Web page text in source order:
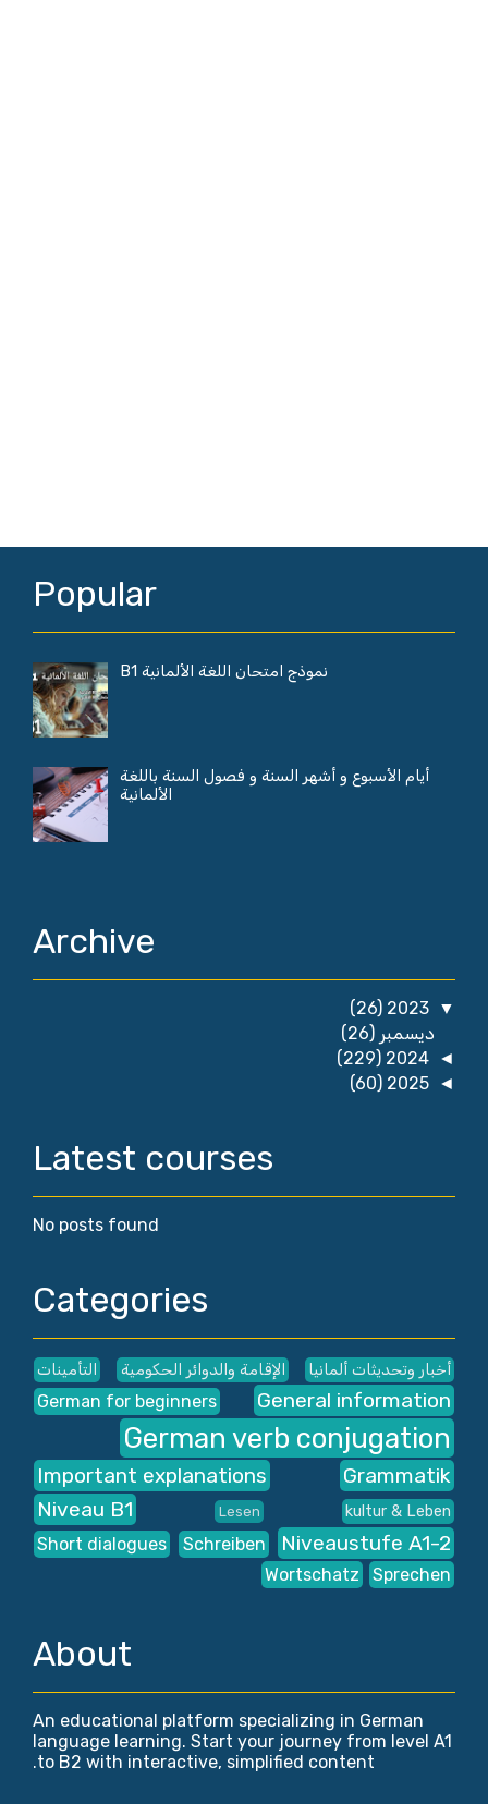
Popular
نموذج امتحان اللغة الألمانية B1
أيام الأسبوع و أشهر السنة و فصول السنة باللغة
الألمانية
Archive
▼
2023
(26)
ديسمبر(26)
◄
2024
(229)
◄
2025
(60)
Latest courses
No posts found
Categories
أخبار وتحديثات ألمانيا الإقامة والدوائر الحكومية التأمينات
General information
German for beginners
German verb conjugation
Grammatik
Important explanations
kultur & Leben
Lesen
Niveau B1
Niveaustufe A1-2
Schreiben
Short dialogues
Sprechen
Wortschatz
About
An educational platform specializing in German
language learning. Start your journey from level A1
to B2 with interactive, simplified content.